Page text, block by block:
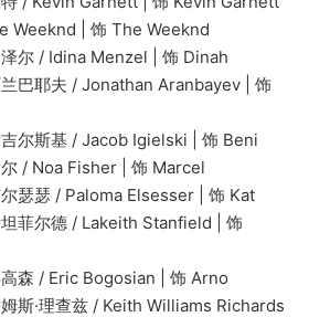
| 饰 The Weeknd
Menzel | 饰 Dinah
/ Jonathan Aranbayev | 饰
/ Jacob Igielski | 饰 Beni
Fisher | 饰 Marcel
/ Paloma Elsesser | 饰 Kat
/ Lakeith Stanfield | 饰
Bogosian | 饰 Arno
查兹 / Keith Williams Richards